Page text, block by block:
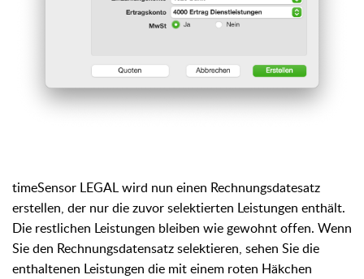
timeSensor LEGAL wird nun einen Rechnungsdatesatz
erstellen, der nur die zuvor selektierten Leistungen enthält.
Die restlichen Leistungen bleiben wie gewohnt offen. Wenn
Sie den Rechnungsdatensatz selektieren, sehen Sie die
enthaltenen Leistungen die mit einem roten Häkchen